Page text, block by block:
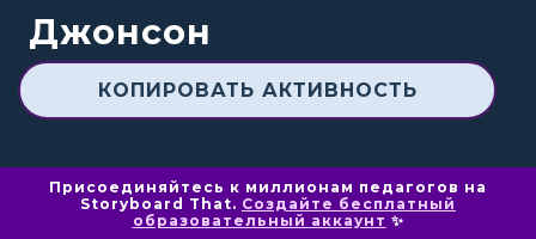
Джонсон
КОПИРОВАТЬ АКТИВНОСТЬ
Присоединяйтесь к миллионам педагогов на
Storyboard That. Создайте бесплатный
образовательный аккаунт ✨